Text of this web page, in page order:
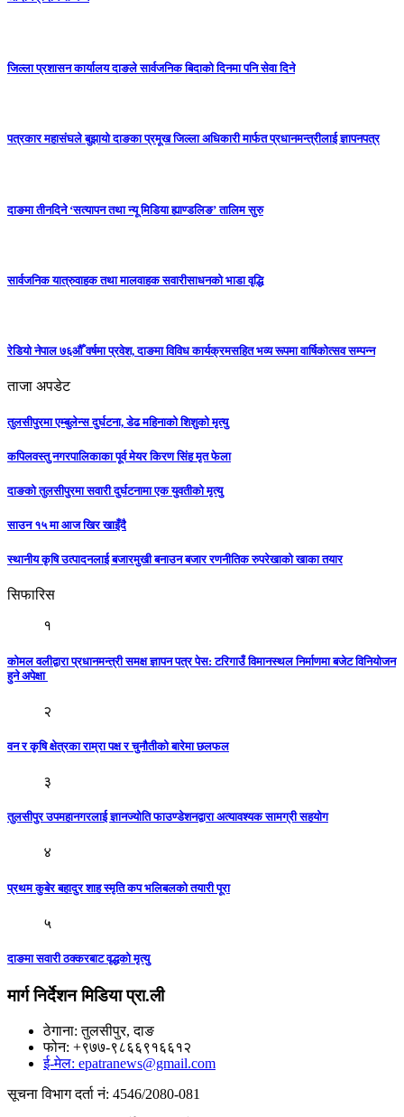
जिल्ला प्रशासन कार्यालय दाङले सार्वजनिक बिदाको दिनमा पनि सेवा दिने
पत्रकार महासंघले बुझायो दाङका प्रमूख जिल्ला अधिकारी मार्फत प्रधानमन्त्रीलाई ज्ञापनपत्र
दाङमा तीनदिने ‘सत्यापन तथा न्यू मिडिया ह्याण्डलिङ’ तालिम सुरु
सार्वजनिक यात्रुवाहक तथा मालवाहक सवारीसाधनको भाडा वृद्धि
रेडियो नेपाल ७६औँ वर्षमा प्रवेश, दाङमा विविध कार्यक्रमसहित भव्य रूपमा वार्षिकोत्सव सम्पन्न
ताजा अपडेट
तुलसीपुरमा एम्बुलेन्स दुर्घटना, डेढ महिनाको शिशुको मृत्यु
कपिलवस्तु नगरपालिकाका पूर्व मेयर किरण सिंह मृत फेला
दाङको तुलसीपुरमा सवारी दुर्घटनामा एक युवतीको मृत्यु
साउन १५ मा आज खिर खाइँदै
स्थानीय कृषि उत्पादनलाई बजारमुखी बनाउन बजार रणनीतिक रुपरेखाको खाका तयार
सिफारिस
१
काेमल वलीद्वारा प्रधानमन्त्री समक्ष ज्ञापन पत्र पेस: टरिगाउँ विमानस्थल निर्माणमा बजेट विनियोजन
हुने अपेक्षा
२
वन र कृषि क्षेत्रका राम्रा पक्ष र चुनौतीको बारेमा छलफल
३
तुलसीपुर उपमहानगरलाई ज्ञानज्योति फाउण्डेशनद्वारा अत्यावश्यक सामग्री सहयोग
४
प्रथम कुबेर बहादुर शाह स्मृति कप भलिबलको तयारी पूरा
५
दाङमा सवारी ठक्करबाट वृद्धको मृत्यु
मार्ग निर्देशन मिडिया प्रा.ली
ठेगाना: तुलसीपुर, दाङ
फोन: +९७७-९८६६९१६६१२
ई-मेल: epatranews@gmail.com
सूचना विभाग दर्ता नं: 4546/2080-081